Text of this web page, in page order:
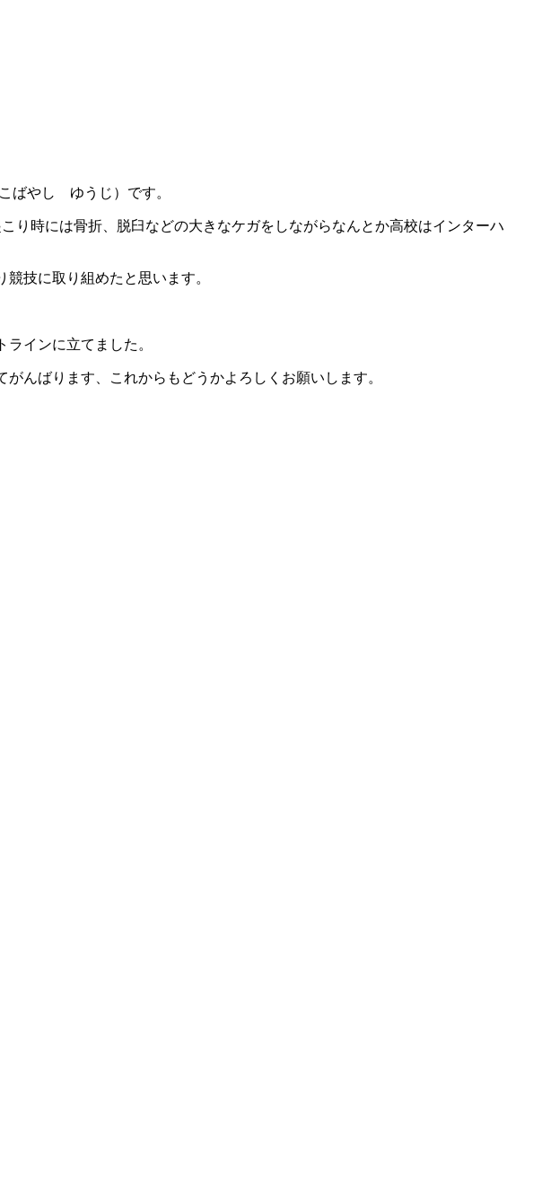
ばやし ゆうじ）です。
り時には骨折、脱臼などの大きなケガをしながらなんとか高校はインターハ
技に取り組めたと思います。
インに立てました。
んばります、これからもどうかよろしくお願いします。